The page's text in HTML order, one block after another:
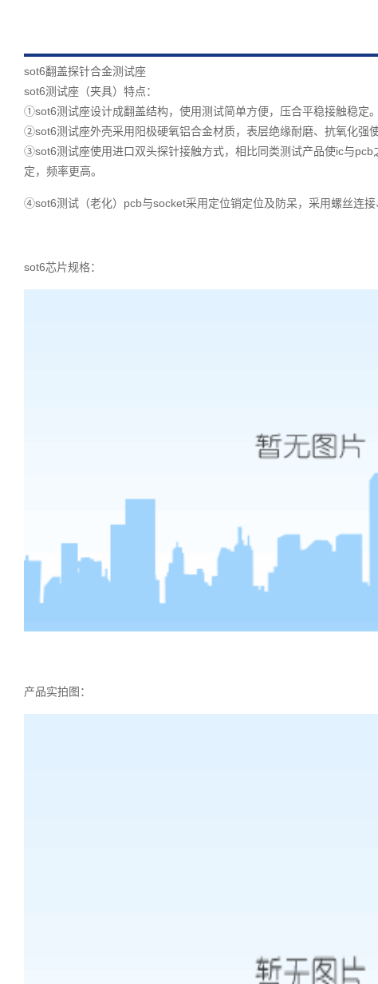
sot6翻盖探针合金测试座
sot6测试座（夹具）特点：
①sot6测试座设计成翻盖结构，使用测试简单方便，压合平稳接触稳定
②sot6测试座外壳采用阳极硬氧铝合金材质，表层绝缘耐磨、抗氧化强
③sot6测试座使用进口双头探针接触方式，相比同类测试产品使ic与
定，频率更高。
④sot6测试（老化）pcb与socket采用定位销定位及防呆，采用螺丝连
sot6芯片规格：
产品实拍图：